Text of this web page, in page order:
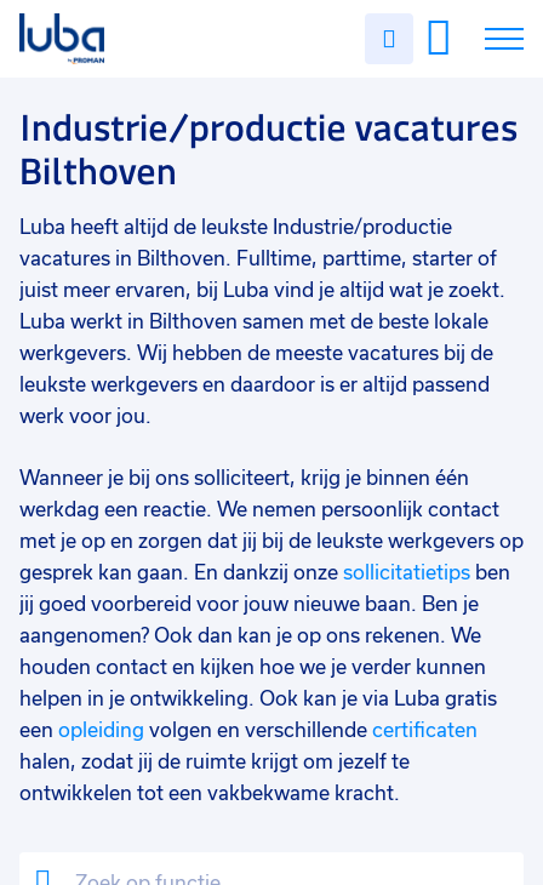
Uren
Vacatures
Over ons
Voor werkgevers
Contact
Industrie/productie vacatures
Bilthoven
Luba heeft altijd de leukste Industrie/productie
vacatures in Bilthoven. Fulltime, parttime, starter of
juist meer ervaren, bij Luba vind je altijd wat je zoekt.
Luba werkt in Bilthoven samen met de beste lokale
werkgevers. Wij hebben de meeste vacatures bij de
leukste werkgevers en daardoor is er altijd passend
werk voor jou.
Wanneer je bij ons solliciteert, krijg je binnen één
werkdag een reactie. We nemen persoonlijk contact
met je op en zorgen dat jij bij de leukste werkgevers op
gesprek kan gaan. En dankzij onze sollicitatietips ben
jij goed voorbereid voor jouw nieuwe baan. Ben je
aangenomen? Ook dan kan je op ons rekenen. We
houden contact en kijken hoe we je verder kunnen
helpen in je ontwikkeling. Ook kan je via Luba gratis
een opleiding volgen en verschillende certificaten
halen, zodat jij de ruimte krijgt om jezelf te
ontwikkelen tot een vakbekwame kracht.
Filter vacatures
Vakgebied 0
Industrie/productie
Opleidingsniveau
Uitzicht op vast 2
Uren per week 0
37 - 40+ uur 2
25 - 32 uur